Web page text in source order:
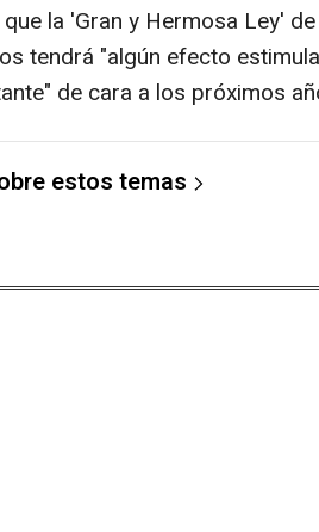
la 'Gran y Hermosa Ley'
tendrá "algún efecto
de cara a los próximos
estos temas